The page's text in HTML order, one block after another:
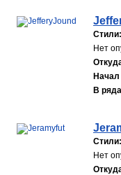
Стили:
Нет
В
Стили:
Нет